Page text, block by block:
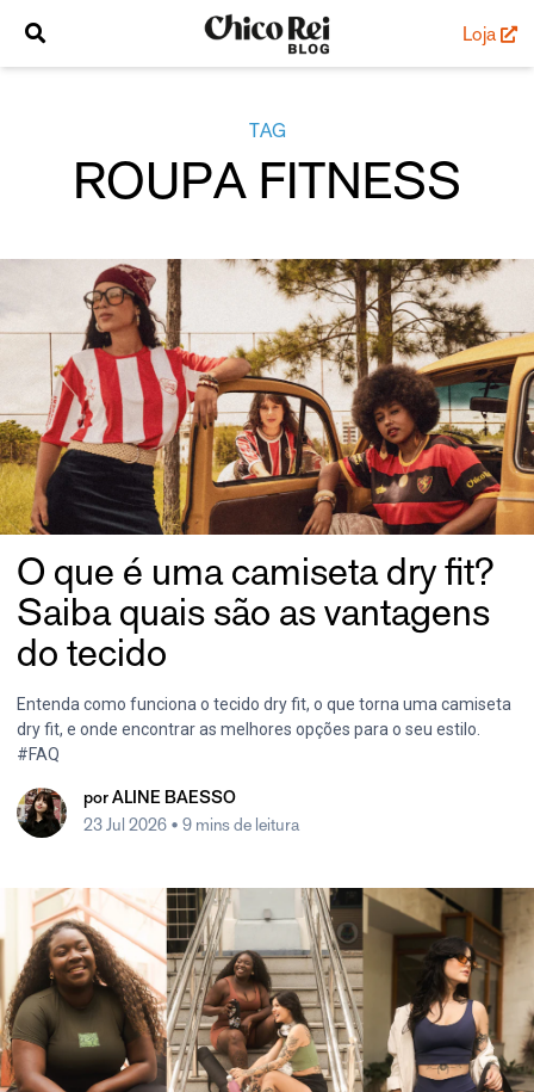
Loja
TAG
ROUPA FITNESS
O que é uma camiseta dry fit?
Saiba quais são as vantagens
do tecido
Entenda como funciona o tecido dry fit, o que torna uma camiseta
dry fit, e onde encontrar as melhores opções para o seu estilo.
#FAQ
por ALINE BAESSO
23 Jul 2026 • 9 mins de leitura